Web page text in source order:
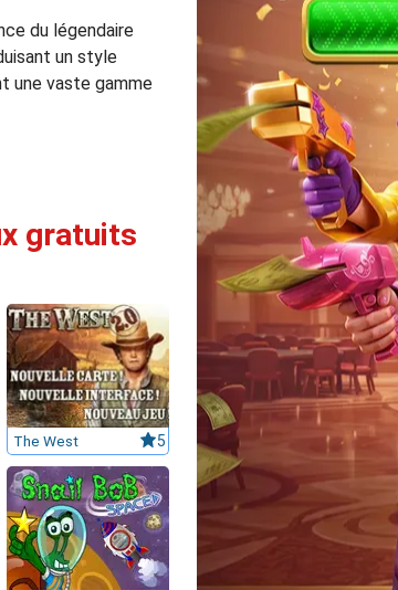
du légendaire
un style
une vaste gamme
gratuits
The West 5